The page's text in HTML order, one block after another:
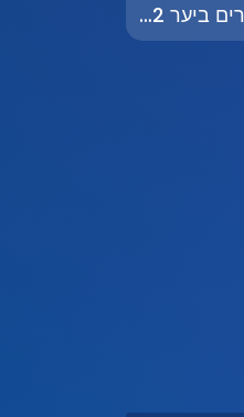
מסתתרים ביער 2 - Hidden in the Forest 2